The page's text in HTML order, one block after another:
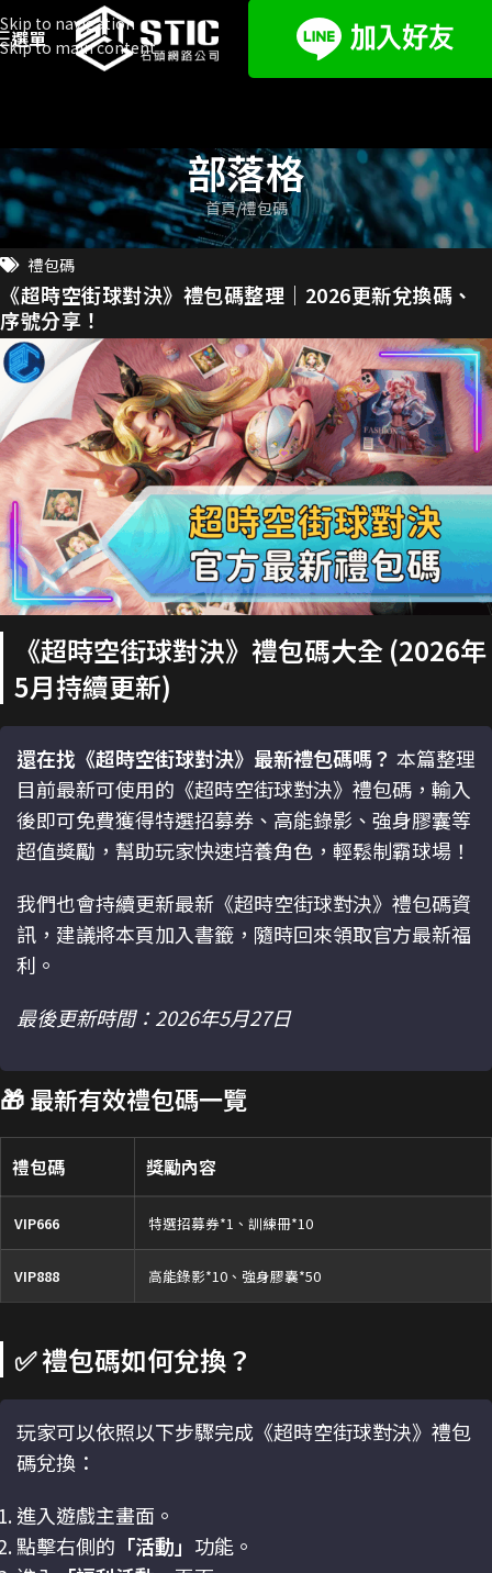
Skip to navigation
Skip to main content
選單
部落格
首頁 禮包碼
禮包碼
《超時空街球對決》禮包碼整理｜2026更新兌換碼、
序號分享！
《超時空街球對決》禮包碼大全 (2026年
5月持續更新)
還在找《超時空街球對決》最新禮包碼嗎？ 本篇整理
目前最新可使用的《超時空街球對決》禮包碼，輸入
後即可免費獲得特選招募券、高能錄影、強身膠囊等
超值獎勵，幫助玩家快速培養角色，輕鬆制霸球場！
我們也會持續更新最新《超時空街球對決》禮包碼資
訊，建議將本頁加入書籤，隨時回來領取官方最新福
利。
最後更新時間：2026年5月27日
🎁 最新有效禮包碼一覽
禮包碼 獎勵內容
VIP666 特選招募券*1、訓練冊*10
VIP888 高能錄影*10、強身膠囊*50
✅ 禮包碼如何兌換？
玩家可以依照以下步驟完成《超時空街球對決》禮包
碼兌換：
進入遊戲主畫面。
點擊右側的 「活動」 功能。